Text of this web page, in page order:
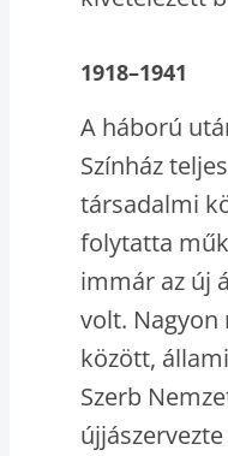
1918–1941
A háború
Színház
társadalmi
folytatta
immár az új
volt. Nagyon
között,
Szerb